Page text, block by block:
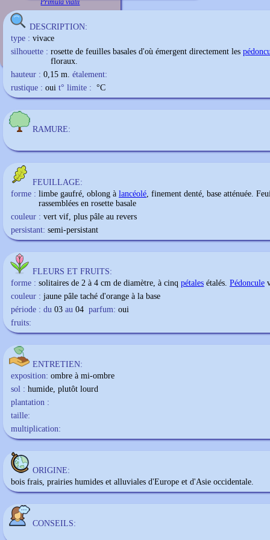
Primula vialii
DESCRIPTION:
type : vivace
silhouette : rosette de feuilles basales d'où émergent directement les
floraux.
hauteur : 0,15 m. étalement:
rustique : oui t° limite : °C
RAMURE:
FEUILLAGE:
forme : limbe gaufré, oblong à lancéolé, finement denté, base atténuée.
rassemblées en rosette basale
couleur : vert vif, plus pâle au revers
persistant: semi-persistant
FLEURS ET FRUITS:
forme : solitaires de 2 à 4 cm de diamètre, à cinq pétales étalés. Pédoncule
couleur : jaune pâle taché d'orange à la base
période : du 03 au 04 parfum: oui
fruits:
ENTRETIEN:
exposition: ombre à mi-ombre
sol : humide, plutôt lourd
plantation :
taille:
multiplication:
ORIGINE:
bois frais, prairies humides et alluviales d'Europe et d'Asie occidentale.
CONSEILS: